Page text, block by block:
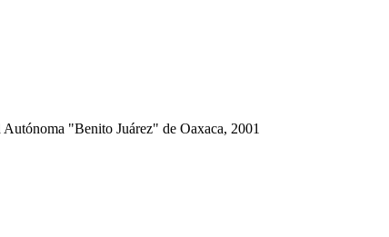
"Benito Juárez" de Oaxaca, 2001